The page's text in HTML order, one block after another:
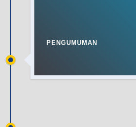
PENGUMUMAN